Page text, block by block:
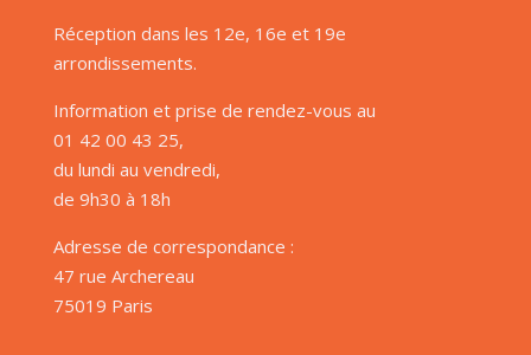
Réception dans les 12e, 16e et 19e
arrondissements.
Information et prise de rendez-vous au
01 42 00 43 25,
du lundi au vendredi,
de 9h30 à 18h
Adresse de correspondance :
47 rue Archereau
75019 Paris